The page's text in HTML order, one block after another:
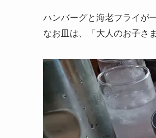
ハンバーグと海老フライが
なお皿は、「大人のお子さ